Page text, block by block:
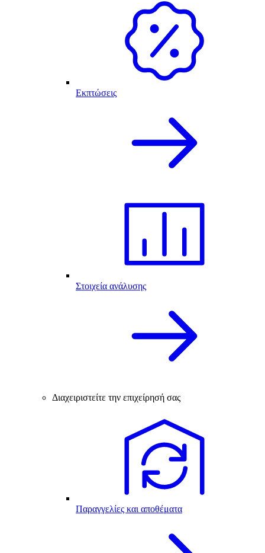
Εκπτώσεις
Στοιχεία ανάλυσης
Διαχειριστείτε την επιχείρησή σας
Παραγγελίες και αποθέματα